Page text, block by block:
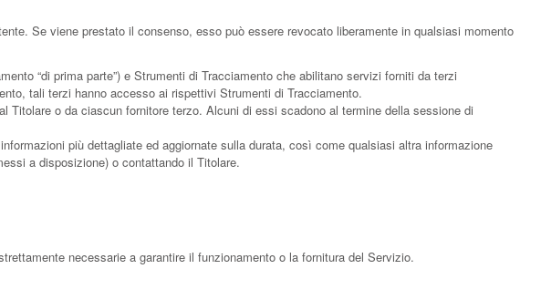
Se viene prestato il consenso, esso può essere revocato liberamente in qualsiasi momento
“di prima parte”) e Strumenti di Tracciamento che abilitano servizi forniti da terzi
tali terzi hanno accesso ai rispettivi Strumenti di Tracciamento.
o da ciascun fornitore terzo. Alcuni di essi scadono al termine della sessione di
più dettagliate ed aggiornate sulla durata, così come qualsiasi altra informazione
a disposizione) o contattando il Titolare.
necessarie a garantire il funzionamento o la fornitura del Servizio.